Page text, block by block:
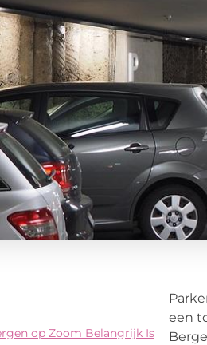
op Zoom Belangrijk Is
een